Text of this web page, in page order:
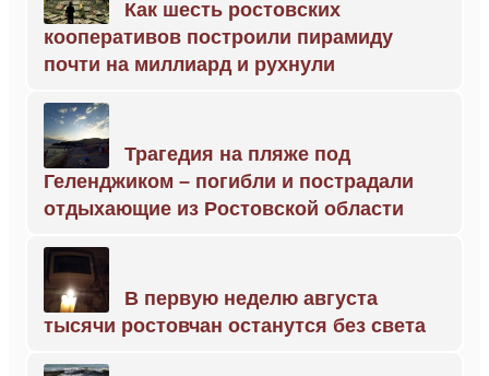
Как шесть ростовских
кооперативов построили пирамиду
почти на миллиард и рухнули
Трагедия на пляже под
Геленджиком – погибли и пострадали
отдыхающие из Ростовской области
В первую неделю августа
тысячи ростовчан останутся без света